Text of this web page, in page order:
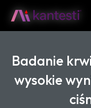
Badanie
wysokie